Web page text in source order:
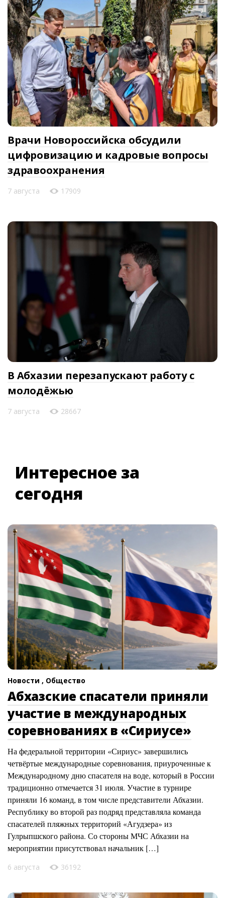
Врачи Новороссийска обсудили
цифровизацию и кадровые вопросы
здравоохранения
7 августа 17909
В Абхазии перезапускают работу с
молодёжью
7 августа 28667
Интересное за
сегодня
Новости , Общество
Абхазские спасатели приняли
участие в международных
соревнованиях в «Сириусе»
На федеральной территории «Сириус» завершились
четвёртые международные соревнования, приуроченные к
Международному дню спасателя на воде, который в России
традиционно отмечается 31 июля. Участие в турнире
приняли 16 команд, в том числе представители Абхазии.
Республику во второй раз подряд представляла команда
спасателей пляжных территорий «Агудзера» из
Гулрыпшского района. Со стороны МЧС Абхазии на
мероприятии присутствовал начальник […]
6 августа 36192